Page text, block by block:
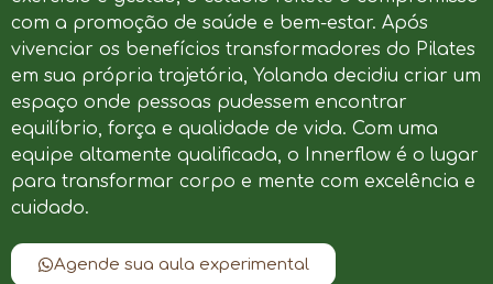
com a promoção de saúde e bem-estar. Após
vivenciar os benefícios transformadores do Pilates
em sua própria trajetória, Yolanda decidiu criar um
espaço onde pessoas pudessem encontrar
equilíbrio, força e qualidade de vida. Com uma
equipe altamente qualificada, o Innerflow é o lugar
para transformar corpo e mente com excelência e
cuidado.
Agende sua aula experimental